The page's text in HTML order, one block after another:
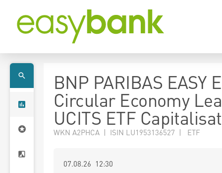
BNP PARIBAS EASY
Circular Economy
UCITS ETF
WKN A2PHCA | ISIN LU1953136527 | ETF
07.08.26 12:30